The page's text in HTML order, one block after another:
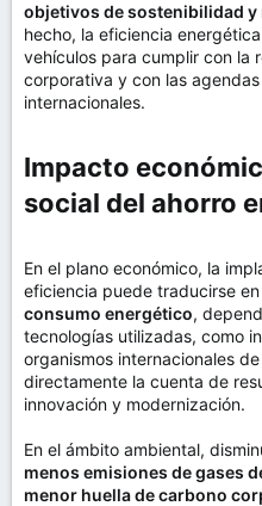
objetivos de sostenibilidad
hecho, la eficiencia
vehículos para cumplir con la
corporativa y con las
internacionales.
Impacto
social del ahorro
En el plano económico, la
eficiencia puede traducirse en
consumo energético,
tecnologías utilizadas, como
organismos internacionales
directamente la cuenta de
innovación y modernización.
En el ámbito ambiental,
menos emisiones de gases
menor huella de carbono